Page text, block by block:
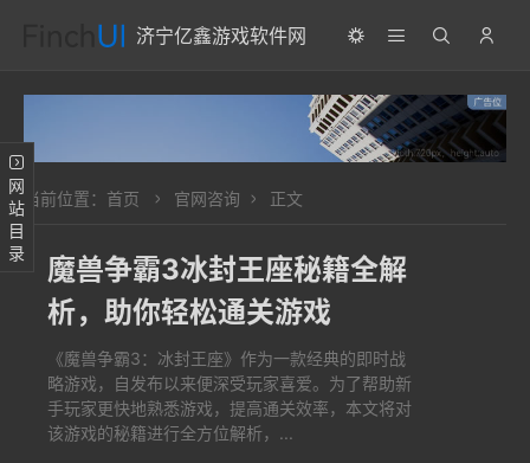
济宁亿鑫游戏软件网
网站目录 当前位置： 首页 官网咨询 正文
魔兽争霸3冰封王座秘籍全解
析，助你轻松通关游戏
《魔兽争霸3：冰封王座》作为一款经典的即时战
略游戏，自发布以来便深受玩家喜爱。为了帮助新
手玩家更快地熟悉游戏，提高通关效率，本文将对
该游戏的秘籍进行全方位解析，...